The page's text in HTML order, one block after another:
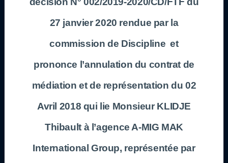
27 janvier 2020 rendue par la
commission de Discipline et
prononce l’annulation du contrat de
médiation et de représentation du 02
Avril 2018 qui lie Monsieur KLIDJE
Thibault à l’agence A-MIG MAK
International Group, représentée par